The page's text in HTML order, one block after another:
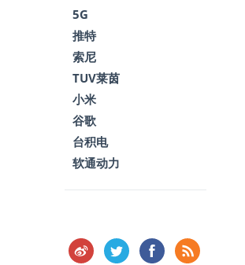
5G
推特
索尼
TUV莱茵
小米
谷歌
台积电
软通动力